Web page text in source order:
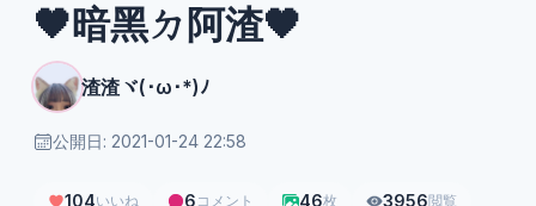
🖤暗黑ㄉ阿渣🖤
渣渣ヾ(･ω･*)ﾉ
公開日: 2021-01-24 22:58
104いいね 6 コメント 46枚 3956閲覧